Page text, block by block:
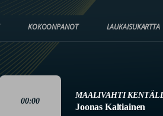
KOKOONPANOT LAUKAISUKARTTA
00:00
MAALIVAHTI
Joonas Kaltiainen